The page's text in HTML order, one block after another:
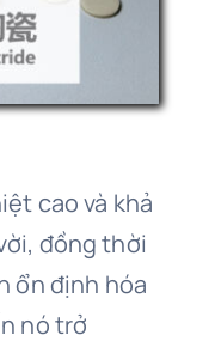
cao và khả
đồng thời
ổn định hóa
nó trở